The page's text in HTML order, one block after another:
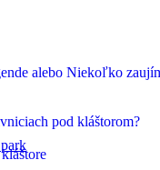
alebo Niekoľko
pod kláštorom?